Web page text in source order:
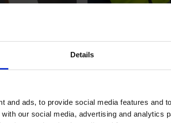
Details
and ads, to provide social media features and
our social media, advertising and analytics
ser
Ønsker